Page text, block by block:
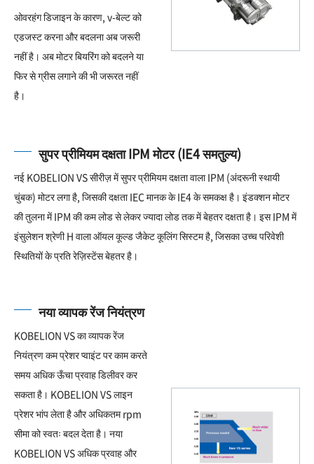
ओवरहंग डिजाइन के कारण, v-बेल्ट को
एडजस्ट करना और बदलना अब जरूरी
नहीं है। अब मोटर बियरिंग को बदलने या
फिर से ग्रीस लगाने की भी जरूरत नहीं
है।
सुपर प्रीमियम दक्षता IPM मोटर (IE4 समतुल्य)
नई KOBELION VS सीरीज़ में सुपर प्रीमियम दक्षता वाला IPM (अंदरूनी स्थायी
चुंबक) मोटर लगा है, जिसकी दक्षता IEC मानक के IE4 के समकक्ष है। इंडक्शन मोटर
की तुलना में IPM की कम लोड से लेकर ज्यादा लोड तक में बेहतर दक्षता है। इस IPM में
इंसुलेशन श्रेणी H वाला ऑयल कूल्ड जैकेट कूलिंग सिस्टम है, जिसका उच्च परिवेशी
स्थितियों के प्रति रेज़िस्टेंस बेहतर है।
नया व्यापक रेंज नियंत्रण
KOBELION VS का व्यापक रेंज
नियंत्रण कम प्रेशर प्वाइंट पर काम करते
समय अधिक ऊँचा प्रवाह डिलीवर कर
सकता है। KOBELION VS लाइन
प्रेशर भांप लेता है और अधिकतम rpm
सीमा को स्वतः बदल देता है। नया
KOBELION VS अधिक प्रवाह और